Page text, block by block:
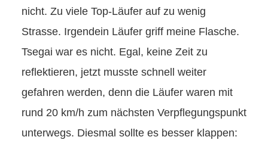
nicht. Zu viele Top-Läufer auf zu wenig
Strasse. Irgendein Läufer griff meine Flasche.
Tsegai war es nicht. Egal, keine Zeit zu
reflektieren, jetzt musste schnell weiter
gefahren werden, denn die Läufer waren mit
rund 20 km/h zum nächsten Verpflegungspunkt
unterwegs. Diesmal sollte es besser klappen: